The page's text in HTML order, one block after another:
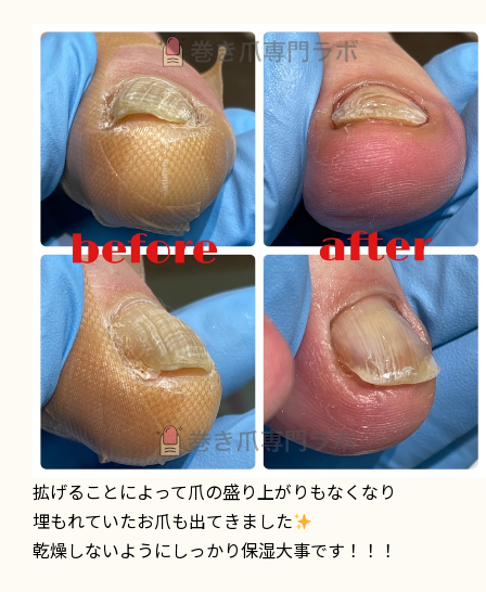
拡げることによって爪の盛り上がりもなくなり
埋もれていたお爪も出てきました
乾燥しないようにしっかり保湿大事です！！！